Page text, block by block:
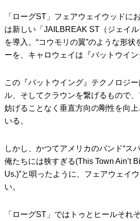
「ローグST」フェアウェイウッドに
は新しい「JAILBREAK ST（ジェイ
を導入。“コウモリの翼”のような形
ーを、キャロウェイは『バットウイン
この『バットウイング』テクノロジ
ル、そしてクラウンを繋げるもので
妨げることなく垂直方向の剛性を向
いる。
しかし、かつてアメリカのバンド“ス
俺たちには狭すぎる(This Town Ain’t
Us.)”と唄ったように、フェアウェイ
い。
「ローグST」ではトゥとヒールそれ